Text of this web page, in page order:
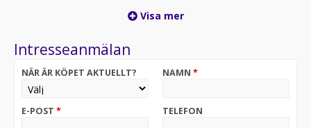
erbjuder en lyxig Premium TRX-interiör som sätter en
segmentet.
RHO betydligt mer offroad-inriktad – med unikt chassi,
Visa mer
Intresseanmälan
NÄR ÄR KÖPET AKTUELLT? NAMN *
E-POST * TELEFON